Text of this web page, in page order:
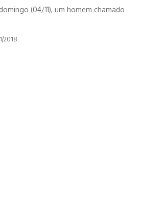
(04/11), um homem chamado
2018